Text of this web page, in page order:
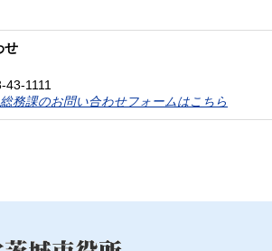
せ
43-1111
総務課のお問い合わせフォームはこちら